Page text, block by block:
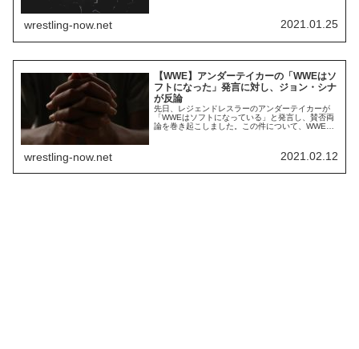
フトになったから、今の俺にはつらいね。この発
言に対しては、プロレス関係者からも様々な意見
wrestling-now.net 2021.01.25
【WWE】アンダーテイカーの「WWEはソ
フトになった」発言に対し、ジョン・シナ
が反論
先日、レジェンドレスラーのアンダーテイカーが
「WWEはソフトになっている」と発言し、賛否両
論を巻き起こしました。この件について、WWEの
タビューの中で、彼はこう語っています。アンダ
ーテイカーの言葉選びにはちょっと同意できない
wrestling-now.net 2021.02.12